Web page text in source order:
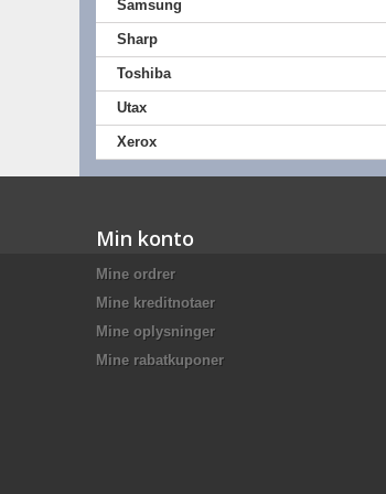
Samsung
Sharp
Toshiba
Utax
Xerox
Min konto
Mine ordrer
Mine kreditnotaer
Mine oplysninger
Mine rabatkuponer